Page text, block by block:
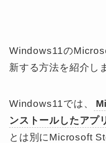
Windows11の
新する方法を紹介し
Windows11では、
ンストールしたアプ
とは別にMicrosoft